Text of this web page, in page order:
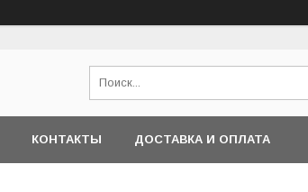
КОНТАКТЫ ДОСТАВКА И ОПЛАТА